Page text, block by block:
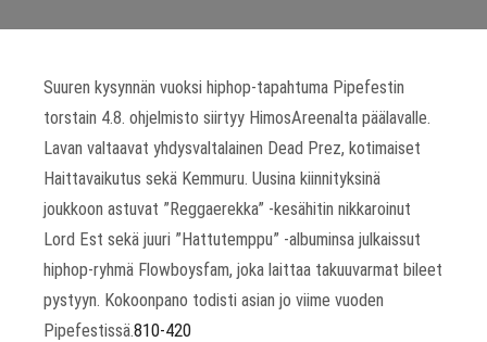
Suuren kysynnän vuoksi hiphop-tapahtuma Pipefestin
torstain 4.8. ohjelmisto siirtyy HimosAreenalta päälavalle.
Lavan valtaavat yhdysvaltalainen Dead Prez, kotimaiset
Haittavaikutus sekä Kemmuru. Uusina kiinnityksinä
joukkoon astuvat ”Reggaerekka” -kesähitin nikkaroinut
Lord Est sekä juuri ”Hattutemppu” -albuminsa julkaissut
hiphop-ryhmä Flowboysfam, joka laittaa takuuvarmat bileet
pystyyn. Kokoonpano todisti asian jo viime vuoden
Pipefestissä.810-420